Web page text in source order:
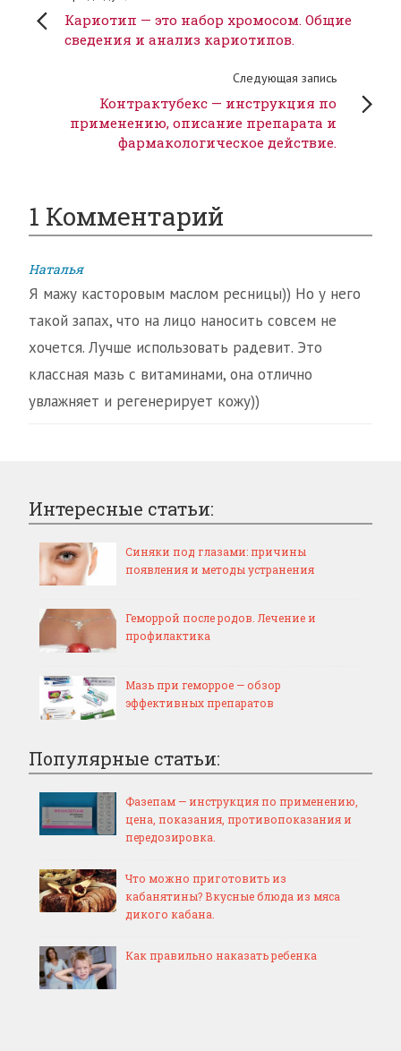
Кариотип — это набор хромосом. Общие
сведения и анализ кариотипов.
Следующая запись
Контрактубекс — инструкция по
применению, описание препарата и
фармакологическое действие.
1 Комментарий
Наталья
Я мажу касторовым маслом ресницы)) Но у него
такой запах, что на лицо наносить совсем не
хочется. Лучше использовать радевит. Это
классная мазь с витаминами, она отлично
увлажняет и регенерирует кожу))
Интересные статьи:
Синяки под глазами: причины
появления и методы устранения
Геморрой после родов. Лечение и
профилактика
Мазь при геморрое — обзор
эффективных препаратов
Популярные статьи:
Фазепам — инструкция по применению,
цена, показания, противопоказания и
передозировка.
Что можно приготовить из
кабанятины? Вкусные блюда из мяса
дикого кабана.
Как правильно наказать ребенка